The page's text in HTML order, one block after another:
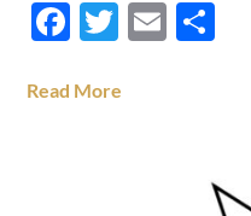
Facebook
Twitter
Email
Read More